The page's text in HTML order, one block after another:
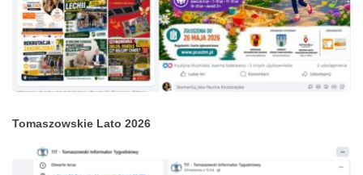
Tomaszowskie Lato 2026